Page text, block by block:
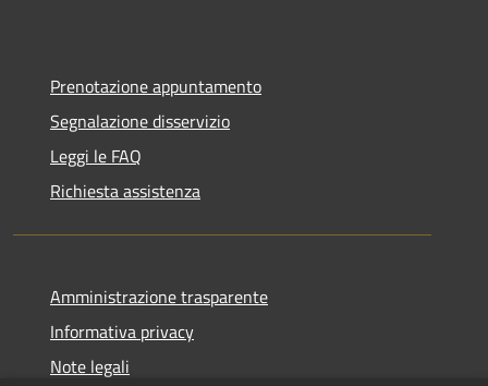
Prenotazione appuntamento
Segnalazione disservizio
Leggi le FAQ
Richiesta assistenza
Amministrazione trasparente
Informativa privacy
Note legali